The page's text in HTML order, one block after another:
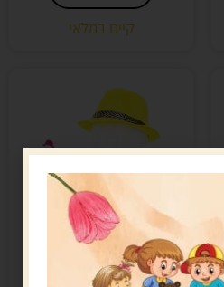
קיים במלאי
כובע ברנש מרקר
8.00 ש"ח